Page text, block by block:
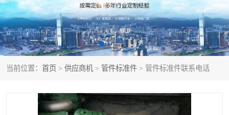
当前位置： 首页 > 供应商机 > 管件标准件 > 管件标准件联系电话
管件标准件 不锈钢圆钢
不锈钢人孔 不锈钢亮管
不锈钢角钢 不锈钢加工
不锈钢板 不锈钢工业方管